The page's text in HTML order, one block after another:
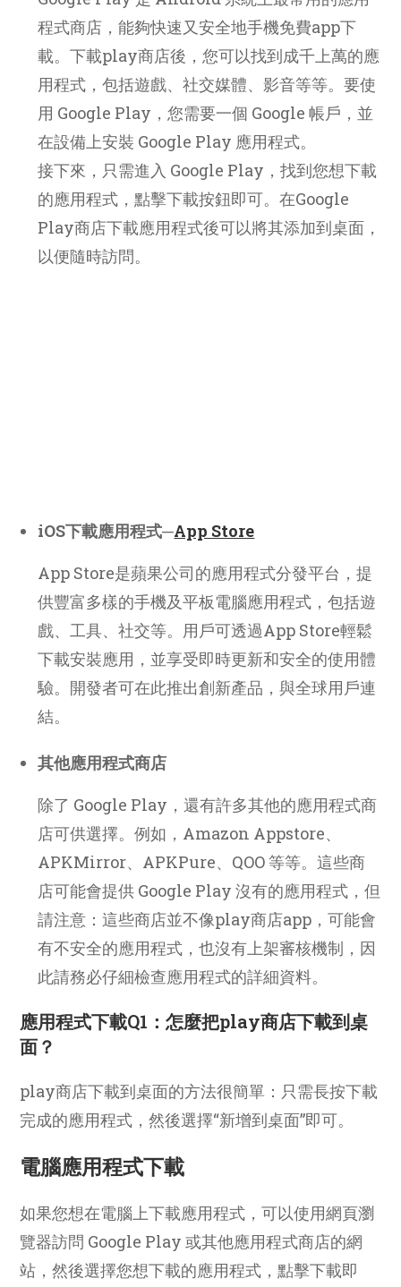
程式商店，能夠快速又安全地手機免費app下
載。下載play商店後，您可以找到成千上萬的應
用程式，包括遊戲、社交媒體、影音等等。要使
用 Google Play，您需要一個 Google 帳戶，並
在設備上安裝 Google Play 應用程式。
接下來，只需進入 Google Play，找到您想下載
的應用程式，點擊下載按鈕即可。在Google
Play商店下載應用程式後可以將其添加到桌面，
以便隨時訪問。
iOS下載應用程式─App Store
App Store是蘋果公司的應用程式分發平台，提
供豐富多樣的手機及平板電腦應用程式，包括遊
戲、工具、社交等。用戶可透過App Store輕鬆
下載安裝應用，並享受即時更新和安全的使用體
驗。開發者可在此推出創新產品，與全球用戶連
結。
其他應用程式商店
除了 Google Play，還有許多其他的應用程式商
店可供選擇。例如，Amazon Appstore、
APKMirror、APKPure、QOO 等等。這些商
店可能會提供 Google Play 沒有的應用程式，但
請注意：這些商店並不像play商店app，可能會
有不安全的應用程式，也沒有上架審核機制，因
此請務必仔細檢查應用程式的詳細資料。
應用程式下載Q1：怎麼把play商店下載到桌
面？
play商店下載到桌面的方法很簡單：只需長按下載
完成的應用程式，然後選擇“新增到桌面”即可。
電腦應用程式下載
如果您想在電腦上下載應用程式，可以使用網頁瀏
覽器訪問 Google Play 或其他應用程式商店的網
站，然後選擇您想下載的應用程式，點擊下載即